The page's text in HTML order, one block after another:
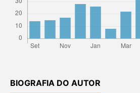
BIOGRAFIA DO AUTOR